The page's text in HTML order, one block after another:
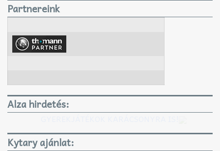
Partnereink
Alza hirdetés:
Kytary ajánlat: